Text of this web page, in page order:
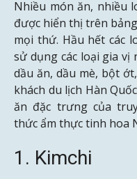
Nhiều món ăn, nhiều
được hiển thị trên
mọi thứ. Hầu hết các
sử dụng các loại gia vị
dầu ăn, dầu mè, bột
khách du lịch Hàn
ăn đặc trưng của
thức ẩm thực tinh hoa
1. Kimchi